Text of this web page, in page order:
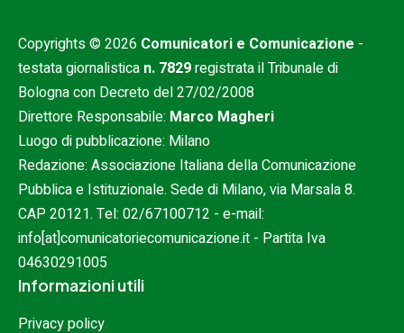
Copyrights © 2026 Comunicatori e Comunicazione -
testata giornalistica n. 7829registrata il Tribunale di
Bologna con Decreto del 27/02/2008
Direttore Responsabile: Marco Magheri
Luogo di pubblicazione: Milano
Redazione: Associazione Italiana della Comunicazione
Pubblica e Istituzionale. Sede di Milano, via Marsala 8.
CAP 20121. Tel: 02/67100712 - e-mail:
info[at]comunicatoriecomunicazione.it - Partita Iva
04630291005
Informazioni utili
Privacy policy